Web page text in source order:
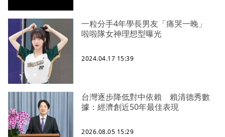
一粒分手4年學長男友「痛哭一晚」
啦啦隊女神理想型曝光
2024.04.17 15:39
台灣逐步降低對中依賴 賴清德秀數
據：經濟創近50年最佳表現
2026.08.05 15:29